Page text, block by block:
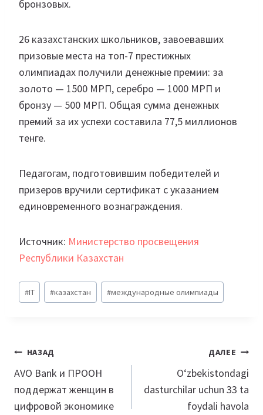
бронзовых.
26 казахстанских школьников, завоевавших
призовые места на топ-7 престижных
олимпиадах получили денежные премии: за
золото — 1500 МРП, серебро — 1000 МРП и
бронзу — 500 МРП. Общая сумма денежных
премий за их успехи составила 77,5 миллионов
тенге.
Педагогам, подготовившим победителей и
призеров вручили сертификат с указанием
единовременного вознаграждения.
Источник: Министерство просвещения
Республики Казахстан
Метки
записи:
#IT #казахстан #международные олимпиады
Навигация
по
записям
НАЗАД
AVO Bank и ПРООН
поддержат женщин в
цифровой экономике
ДАЛЕЕ
O‘zbekistondagi
dasturchilar uchun 33 ta
foydali havola